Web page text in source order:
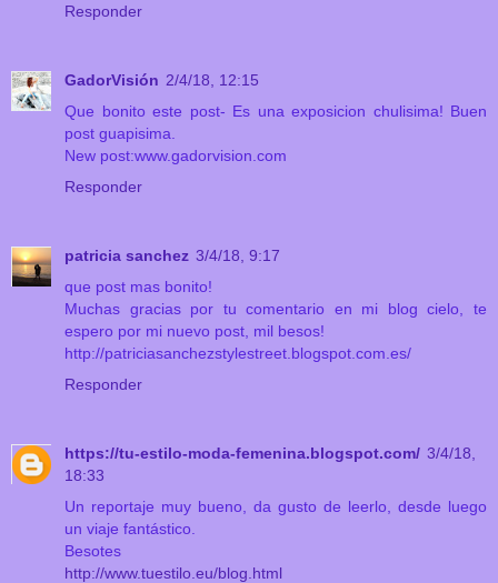
Responder
GadorVisión 2/4/18, 12:15
Que bonito este post- Es una exposicion chulisima! Buen
post guapisima.
New post:www.gadorvision.com
Responder
patricia sanchez 3/4/18, 9:17
que post mas bonito!
Muchas gracias por tu comentario en mi blog cielo, te
espero por mi nuevo post, mil besos!
http://patriciasanchezstylestreet.blogspot.com.es/
Responder
https://tu-estilo-moda-femenina.blogspot.com/ 3/4/18,
18:33
Un reportaje muy bueno, da gusto de leerlo, desde luego
un viaje fantástico.
Besotes
http://www.tuestilo.eu/blog.html